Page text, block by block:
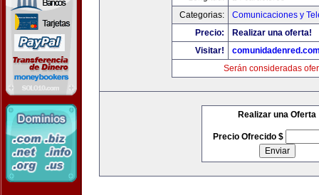
Categorias:
Comunicaciones y
Precio:
Realizar una oferta!
Visitar!
Serán consideradas
Realizar una Oferta
Precio Ofrecido $